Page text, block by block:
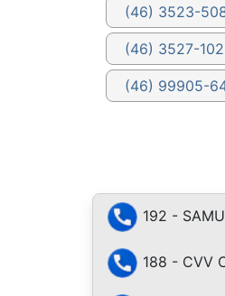
(46) 3523-
(46) 3527-
(46) 99905-
192 - SAMU
188 - CVV